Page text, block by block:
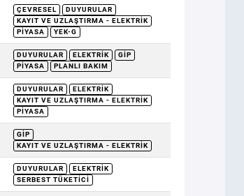
ÇEVRESEL
DUYURULAR
KAYIT VE UZLAŞTIRMA - ELEKTRIK
PIYASA
YEK-G
DUYURULAR ELEKTRIK
GİP
PIYASA
PLANLI BAKIM
DUYURULAR
ELEKTRIK
KAYIT VE UZLAŞTIRMA - ELEKTRIK
PIYASA
GİP
KAYIT VE UZLAŞTIRMA - ELEKTRIK
DUYURULAR
ELEKTRIK
SERBEST TÜKETICI